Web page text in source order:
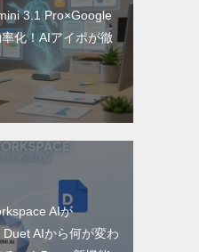
3.1 Pro×Google
化！AIアイポが徹
AIが
Duet AIから何が変わ